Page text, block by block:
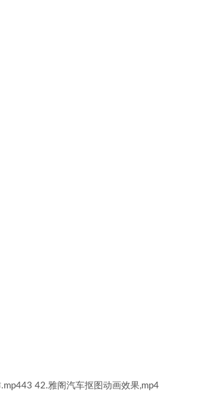
42.雅阁汽车抠图动画效果,mp4